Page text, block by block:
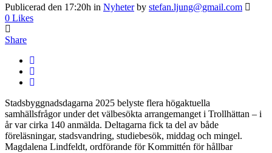
Publicerad den 17:20h in Nyheter by stefan.ljung@gmail.com
0 Likes
Share
Stadsbyggnadsdagarna 2025 belyste flera högaktuella
samhällsfrågor under det välbesökta arrangemanget i Trollhättan – i
år var cirka 140 anmälda. Deltagarna fick ta del av både
föreläsningar, stadsvandring, studiebesök, middag och mingel.
Magdalena Lindfeldt, ordförande för Kommittén för hållbar